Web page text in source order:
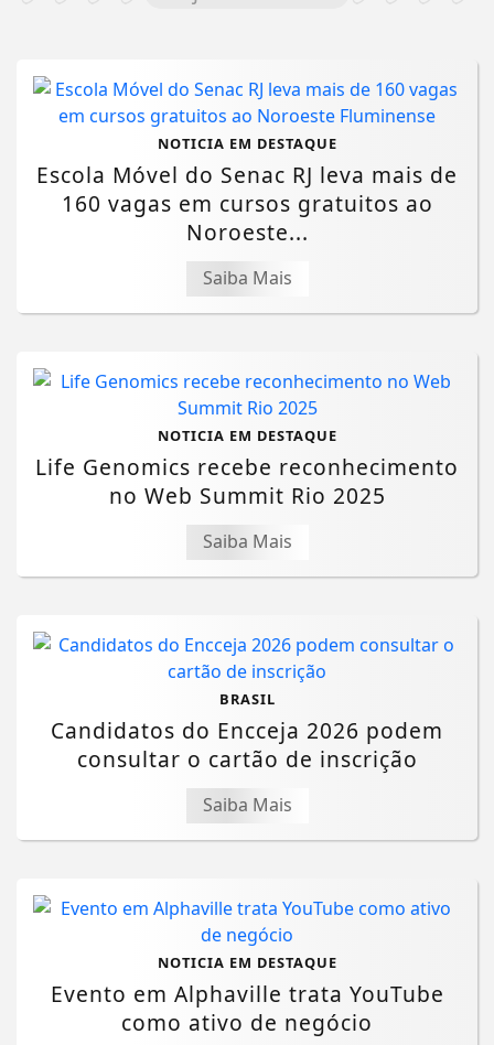
NOTICIA EM DESTAQUE
Escola Móvel do Senac RJ leva mais de
160 vagas em cursos gratuitos ao
Noroeste...
Saiba Mais
NOTICIA EM DESTAQUE
Life Genomics recebe reconhecimento
no Web Summit Rio 2025
Saiba Mais
BRASIL
Candidatos do Encceja 2026 podem
consultar o cartão de inscrição
Saiba Mais
NOTICIA EM DESTAQUE
Evento em Alphaville trata YouTube
como ativo de negócio